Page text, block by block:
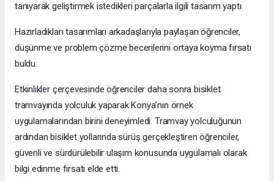
tanıyarak geliştirmek istedikleri parçalarla ilgili tasarım yaptı.
Hazırladıkları tasarımları arkadaşlarıyla paylaşan öğrenciler,
düşünme ve problem çözme becerilerini ortaya koyma fırsatı
buldu.
Etkinlikler çerçevesinde öğrenciler daha sonra bisiklet
tramvayında yolculuk yaparak Konya’nın örnek
uygulamalarından birini deneyimledi. Tramvay yolculuğunun
ardından bisiklet yollarında sürüş gerçekleştiren öğrenciler,
güvenli ve sürdürülebilir ulaşım konusunda uygulamalı olarak
bilgi edinme fırsatı elde etti.